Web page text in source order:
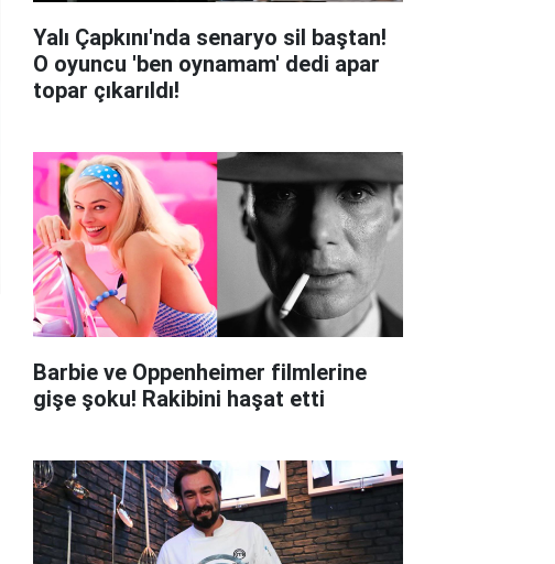
Yalı Çapkını'nda senaryo sil baştan!
O oyuncu 'ben oynamam' dedi apar
topar çıkarıldı!
Barbie ve Oppenheimer filmlerine
gişe şoku! Rakibini haşat etti